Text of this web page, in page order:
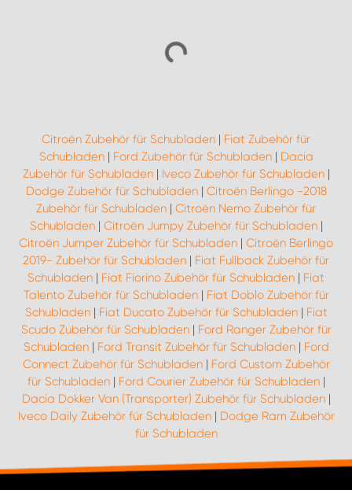
Citroën Zubehör für Schubladen | Fiat Zubehör für
Schubladen| Ford Zubehör für Schubladen| Dacia
Zubehör für Schubladen| Iveco Zubehör für Schubladen|
Dodge Zubehör für Schubladen| Citroën Berlingo -2018
Zubehör für Schubladen | Citroën Nemo Zubehör für
Schubladen| Citroën Jumpy Zubehör für Schubladen|
Citroën Jumper Zubehör für Schubladen | Citroën Berlingo
2019- Zubehör für Schubladen | Fiat Fullback Zubehör für
Schubladen | Fiat Fiorino Zubehör für Schubladen | Fiat
Talento Zubehör für Schubladen| Fiat Doblo Zubehör für
Schubladen| Fiat Ducato Zubehör für Schubladen| Fiat
Scudo Zubehör für Schubladen| Ford Ranger Zubehör für
Schubladen| Ford Transit Zubehör für Schubladen| Ford
Connect Zubehör für Schubladen| Ford Custom Zubehör
für Schubladen| Ford Courier Zubehör für Schubladen|
Dacia Dokker Van (Transporter) Zubehör für Schubladen|
Iveco Daily Zubehör für Schubladen| Dodge Ram Zubehör
für Schubladen